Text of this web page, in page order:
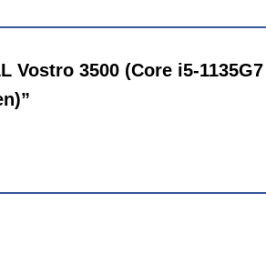
màDell Vostro V3500C P90F006CBL
chiếc máy này có thể đáp ứng
3500 (Core i5-1135G7